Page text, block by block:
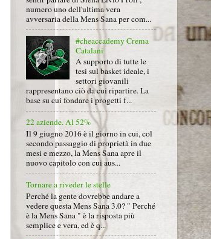
numero uno dell'ultima vera
avversaria della Mens Sana per com...
#cheaccademy Crema
Catalani
A supporto di tutte le
tesi sul basket ideale, i
settori giovanili
rappresentano ciò da cui ripartire. La
base su cui fondare i progetti f...
22 aziende. Al 52%
Il 9 giugno 2016 è il giorno in cui, col
secondo passaggio di proprietà in due
mesi e mezzo, la Mens Sana apre il
nuovo capitolo con cui aus...
Tornare a riveder le stelle
Perché la gente dovrebbe andare a
vedere questa Mens Sana 3.0? " Perché
è la Mens Sana " è la risposta più
semplice e vera, ed è q...